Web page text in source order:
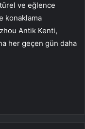
ve eğlence
konaklama
Antik Kenti,
her geçen gün daha